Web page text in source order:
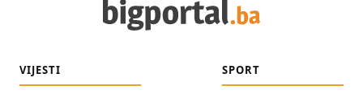
VIJESTI SPORT